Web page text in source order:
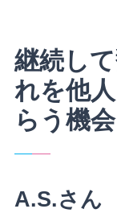
継続し
れを他
らう機
A.S.さん